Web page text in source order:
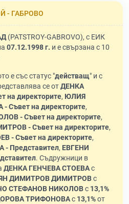
- ГАБРОВО
(PATSTROY-GABROVO), с ЕИК
07.12.1998 г. и е свързана с 10
е със статус "действащ" и с
се отДЕНКА
на директорите, ЮЛИЯ
на директорите,
- Съвет на директорите,
- Съвет на директорите,
- Съвет на директорите,
Представител, ЕВГЕНИ
. Съдружници в
ДЕНКА ГЕНЧЕВА СТОЕВАс
ДИМИТРОВ ДИМИТРОВс
СТЕФАНОВ НИКОЛОВс 13,1%
ТРИФОНОВАс 13,1%от